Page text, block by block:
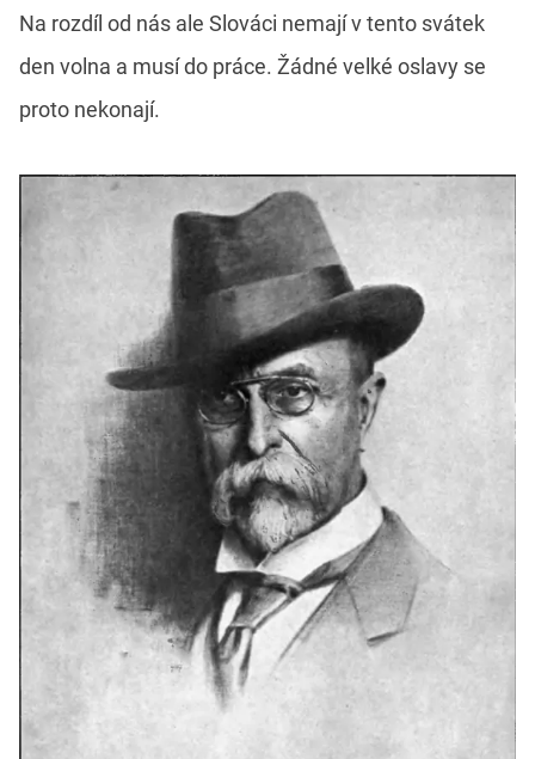
Na rozdíl od nás ale Slováci nemají v tento svátek
den volna a musí do práce. Žádné velké oslavy se
proto nekonají.